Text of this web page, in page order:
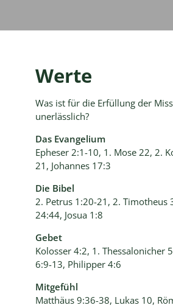
Werte
Was ist für die Erfüllung der
unerlässlich?
Das Evangelium
Epheser 2:1-10, 1. Mose 22, 2.
21, Johannes 17:3
Die Bibel
2. Petrus 1:20-21, 2. Timotheus
24:44, Josua 1:8
Gebet
Kolosser 4:2, 1. Thessalonicher
6:9-13, Philipper 4:6
Mitgefühl
Matthäus 9:36-38, Lukas 10,